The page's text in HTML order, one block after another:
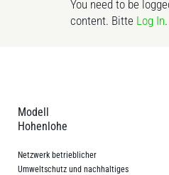
You need to be
content. Bitte Log In
Modell
Hohenlohe
Netzwerk betrieblicher
Umweltschutz und nachhaltiges